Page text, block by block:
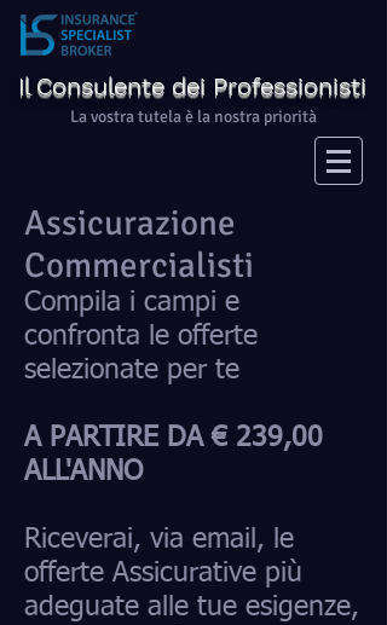
Il Consulente dei Professionisti
La vostra tutela è la nostra priorità
Assicurazione
Commercialisti
Compila i campi e
confronta le offerte
selezionate per te
A PARTIRE DA € 239,00
ALL'ANNO
Riceverai, via email, le
offerte Assicurative più
adeguate alle tue esigenze,